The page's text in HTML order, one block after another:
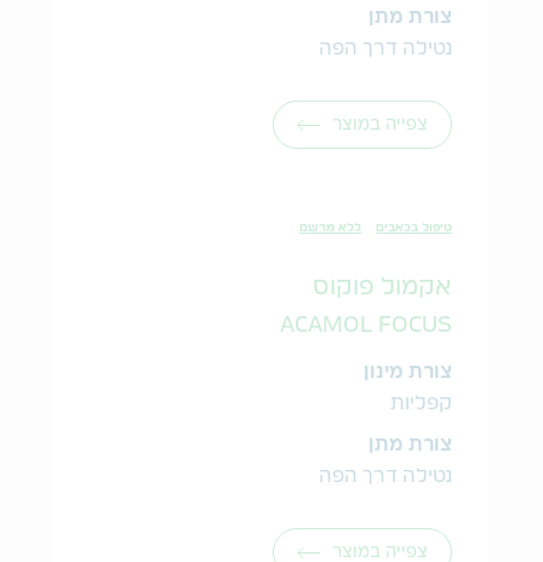
צורת מתן
נטילה דרך הפה
צפייה במוצר
טיפול בכאבים ללא מרשם
אקמול פוקוס
ACAMOL FOCUS
צורת מינון
קפליות
צורת מתן
נטילה דרך הפה
צפייה במוצר